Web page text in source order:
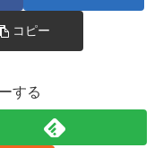
コピー
する